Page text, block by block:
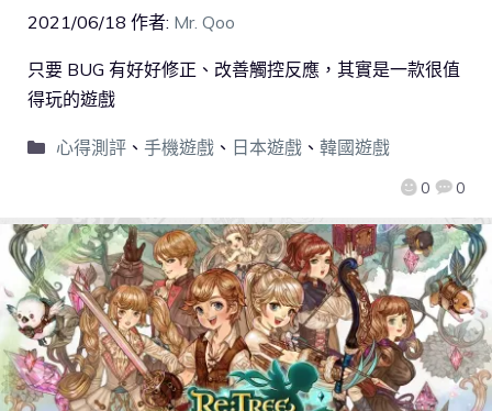
2021/06/18 作者: Mr. Qoo
0 0
只要 BUG 有好好修正、改善觸控反應，其實是一款很值
得玩的遊戲
心得測評、 手機遊戲、 日本遊戲、 韓國遊戲